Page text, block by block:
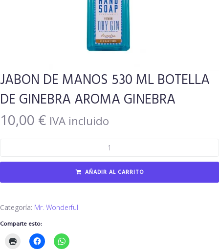
JABON DE MANOS 530 ML BOTELLA
DE GINEBRA AROMA GINEBRA
10,00 € IVA incluido
AÑADIR AL CARRITO
Categoría: Mr. Wonderful
Comparte esto: